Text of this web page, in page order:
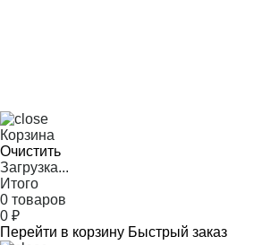
Корзина
Очистить
Загрузка...
Итого
0 товаров
0 ₽
Перейти в корзину Быстрый заказ